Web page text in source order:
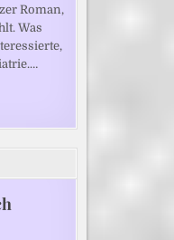
Roman,
Was